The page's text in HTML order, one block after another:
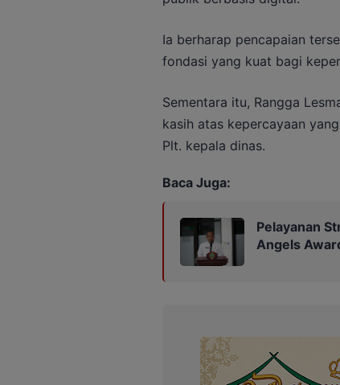
Ia berharap pencapaian
fondasi yang kuat bagi
Sementara itu, Rangga
kasih atas kepercayaan
Plt. kepala dinas.
Baca Juga:
Pelayanan
Angels